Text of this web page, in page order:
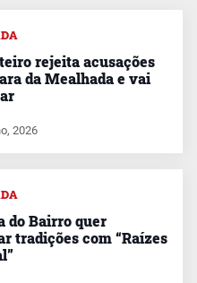
rejeita acusações
da Mealhada e vai
2026
do Bairro quer
tradições com “Raízes